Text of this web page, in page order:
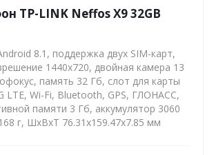
TP-LINK Neffos X9 32GB
8.1, поддержка двух SIM-карт,
1440x720, двойная камера 13
память 32 Гб, слот для карты
LTE, Wi-Fi, Bluetooth, GPS, ГЛОНАСС,
памяти 3 Гб, аккумулятор 3060
г, ШxВxТ 76.31x159.47x7.85 мм